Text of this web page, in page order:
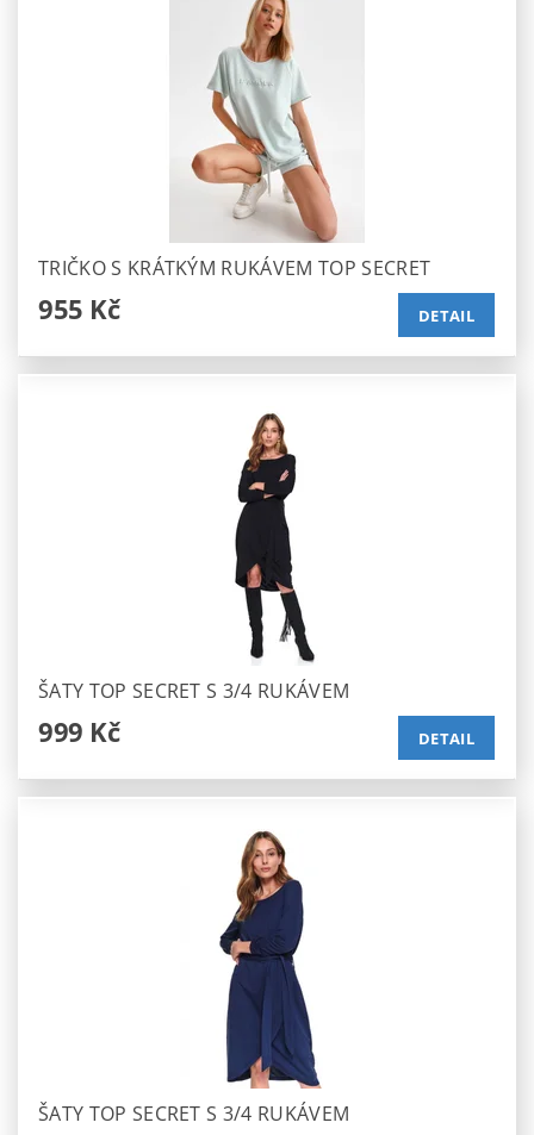
TRIČKO S KRÁTKÝM RUKÁVEM TOP SECRET
955 Kč DETAIL
ŠATY TOP SECRET S 3/4 RUKÁVEM
999 Kč DETAIL
ŠATY TOP SECRET S 3/4 RUKÁVEM